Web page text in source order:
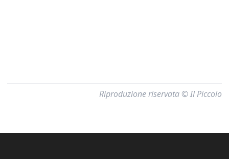
Riproduzione riservata © Il Piccolo